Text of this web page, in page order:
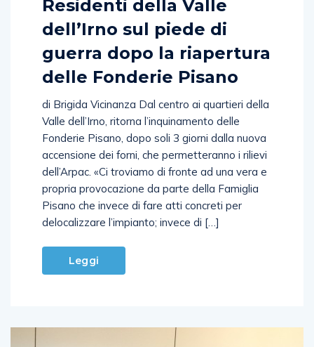
Residenti della Valle
dell’Irno sul piede di
guerra dopo la riapertura
delle Fonderie Pisano
di Brigida Vicinanza Dal centro ai quartieri della
Valle dell’Irno, ritorna l’inquinamento delle
Fonderie Pisano, dopo soli 3 giorni dalla nuova
accensione dei forni, che permetteranno i rilievi
dell’Arpac. «Ci troviamo di fronte ad una vera e
propria provocazione da parte della Famiglia
Pisano che invece di fare atti concreti per
delocalizzare l’impianto; invece di […]
Leggi